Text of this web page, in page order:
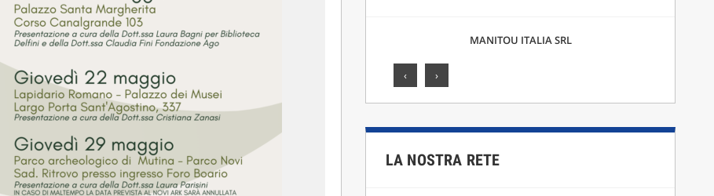
SNC MANITOU ITALIA SRL F.LLI CICCARELLI SRL
‹ ›
LA NOSTRA RETE